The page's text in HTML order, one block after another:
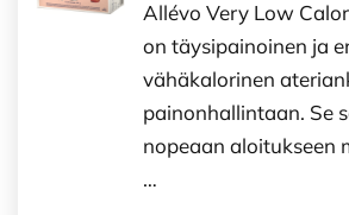
Allévo Very Low
on täysipainoinen ja
vähäkalorinen
painonhallintaan. Se
nopeaan aloitukseen
…